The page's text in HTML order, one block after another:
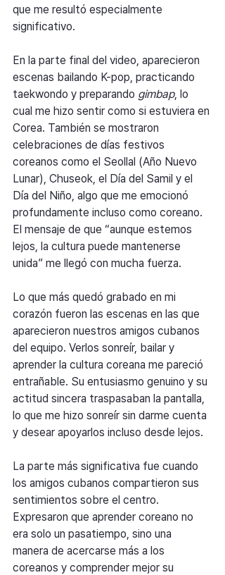
que me resultó especialmente
significativo.
En la parte final del video, aparecieron
escenas bailando K-pop, practicando
taekwondo y preparando gimbap, lo
cual me hizo sentir como si estuviera en
Corea. También se mostraron
celebraciones de días festivos
coreanos como el Seollal (Año Nuevo
Lunar), Chuseok, el Día del Samil y el
Día del Niño, algo que me emocionó
profundamente incluso como coreano.
El mensaje de que “aunque estemos
lejos, la cultura puede mantenerse
unida” me llegó con mucha fuerza.
Lo que más quedó grabado en mi
corazón fueron las escenas en las que
aparecieron nuestros amigos cubanos
del equipo. Verlos sonreír, bailar y
aprender la cultura coreana me pareció
entrañable. Su entusiasmo genuino y su
actitud sincera traspasaban la pantalla,
lo que me hizo sonreír sin darme cuenta
y desear apoyarlos incluso desde lejos.
La parte más significativa fue cuando
los amigos cubanos compartieron sus
sentimientos sobre el centro.
Expresaron que aprender coreano no
era solo un pasatiempo, sino una
manera de acercarse más a los
coreanos y comprender mejor su